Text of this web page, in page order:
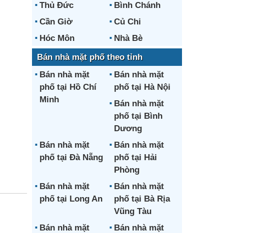
Thủ Đức
Bình Chánh
Cần Giờ
Củ Chi
Hóc Môn
Nhà Bè
Bán nhà mặt phố theo tỉnh
Bán nhà mặt
phố tại Hồ Chí
Minh
Bán nhà mặt
phố tại Hà Nội
Bán nhà mặt
phố tại Bình
Dương
Bán nhà mặt
phố tại Đà Nẵng
Bán nhà mặt
phố tại Hải
Phòng
Bán nhà mặt
phố tại Long An
Bán nhà mặt
phố tại Bà Rịa
Vũng Tàu
Bán nhà mặt
Bán nhà mặt